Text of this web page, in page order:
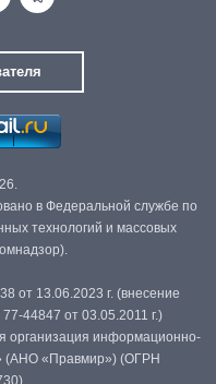
в Федеральной службе по
технологий и массовых
от 13.06.2023 г. (внесение
44847 от 03.05.2011 г.)
организация информационно-
(АНО «Правмир») (ОГРН